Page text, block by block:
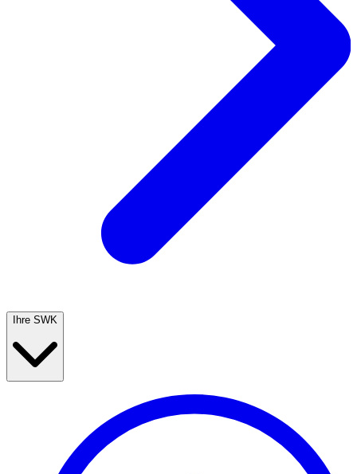
Ihre SWK